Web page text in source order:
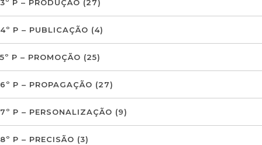
3º P – PRODUÇÃO (27)
4º P – PUBLICAÇÃO (4)
5º P – PROMOÇÃO (25)
6º P – PROPAGAÇÃO (27)
7º P – PERSONALIZAÇÃO (9)
8º P – PRECISÃO (3)